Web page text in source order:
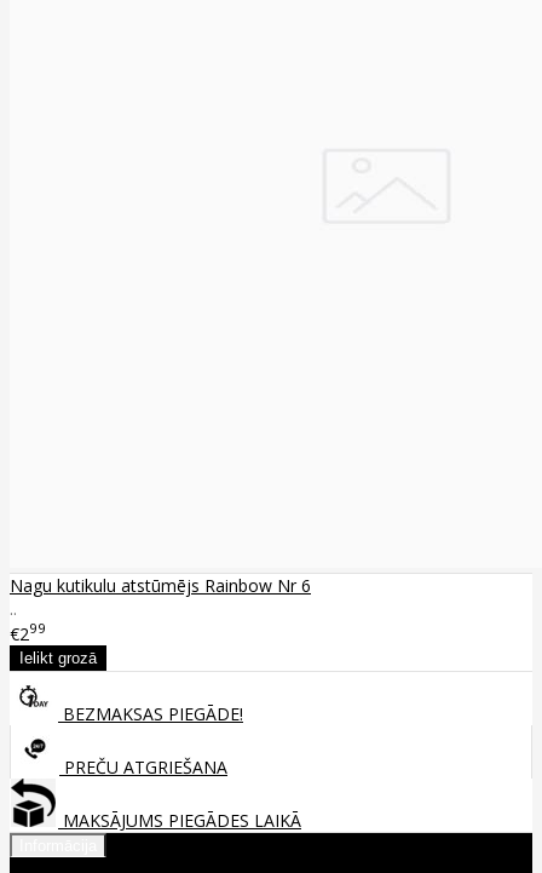
Nagu kutikulu atstūmējs Rainbow Nr 6
..
€299
BEZMAKSAS PIEGĀDE!
PREČU ATGRIEŠANA
MAKSĀJUMS PIEGĀDES LAIKĀ